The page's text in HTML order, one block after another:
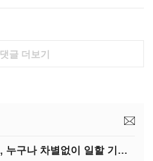
댓글 더보기
이재명 "나도 장애인, 누구나 차별없이 일할 기회 중요"